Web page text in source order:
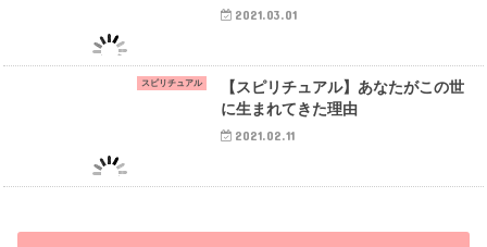
2021.03.01
スピリチュアル
【スピリチュアル】あなたがこの世
に生まれてきた理由
2021.02.11